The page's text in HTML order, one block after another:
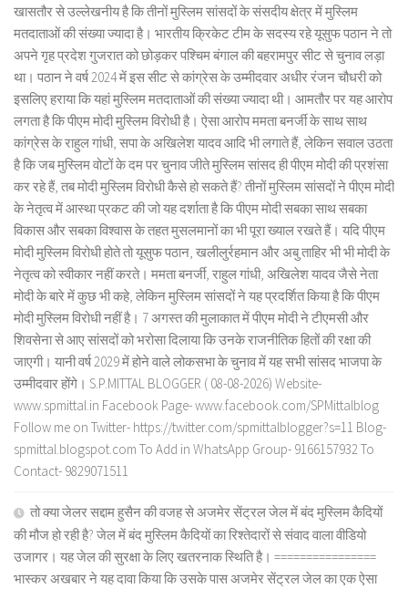
खासतौर से उल्लेखनीय है कि तीनों मुस्लिम सांसदों के संसदीय क्षेत्र में मुस्लिम
मतदाताओं की संख्या ज्यादा है। भारतीय क्रिकेट टीम के सदस्य रहे यूसुफ पठान ने तो
अपने गृह प्रदेश गुजरात को छोड़कर पश्चिम बंगाल की बहरामपुर सीट से चुनाव लड़ा
था। पठान ने वर्ष 2024 में इस सीट से कांग्रेस के उम्मीदवार अधीर रंजन चौधरी को
इसलिए हराया कि यहां मुस्लिम मतदाताओं की संख्या ज्यादा थी। आमतौर पर यह आरोप
लगता है कि पीएम मोदी मुस्लिम विरोधी है। ऐसा आरोप ममता बनर्जी के साथ साथ
कांग्रेस के राहुल गांधी, सपा के अखिलेश यादव आदि भी लगाते हैं, लेकिन सवाल उठता
है कि जब मुस्लिम वोटों के दम पर चुनाव जीते मुस्लिम सांसद ही पीएम मोदी की प्रशंसा
कर रहे हैं, तब मोदी मुस्लिम विरोधी कैसे हो सकते हैं? तीनों मुस्लिम सांसदों ने पीएम मोदी
के नेतृत्व में आस्था प्रकट की जो यह दर्शाता है कि पीएम मोदी सबका साथ सबका
विकास और सबका विश्वास के तहत मुसलमानों का भी पूरा ख्याल रखते हैं। यदि पीएम
मोदी मुस्लिम विरोधी होते तो यूसुफ पठान, खलीलुर्रहमान और अबु ताहिर भी भी मोदी के
नेतृत्व को स्वीकार नहीं करते। ममता बनर्जी, राहुल गांधी, अखिलेश यादव जैसे नेता
मोदी के बारे में कुछ भी कहे, लेकिन मुस्लिम सांसदों ने यह प्रदर्शित किया है कि पीएम
मोदी मुस्लिम विरोधी नहीं है। 7 अगस्त की मुलाकात में पीएम मोदी ने टीएमसी और
शिवसेना से आए सांसदों को भरोसा दिलाया कि उनके राजनीतिक हितों की रक्षा की
जाएगी। यानी वर्ष 2029 में होने वाले लोकसभा के चुनाव में यह सभी सांसद भाजपा के
उम्मीदवार होंगे। S.P.MITTAL BLOGGER ( 08-08-2026) Website-
www.spmittal.in Facebook Page- www.facebook.com/SPMittalblog
Follow me on Twitter- https://twitter.com/spmittalblogger?s=11 Blog-
spmittal.blogspot.com To Add in WhatsApp Group- 9166157932 To
Contact- 9829071511
तो क्या जेलर सद्दाम हुसैन की वजह से अजमेर सेंट्रल जेल में बंद मुस्लिम कैदियों
की मौज हो रही है? जेल में बंद मुस्लिम कैदियों का रिश्तेदारों से संवाद वाला वीडियो
उजागर। यह जेल की सुरक्षा के लिए खतरनाक स्थिति है। ================
भास्कर अखबार ने यह दावा किया कि उसके पास अजमेर सेंट्रल जेल का एक ऐसा